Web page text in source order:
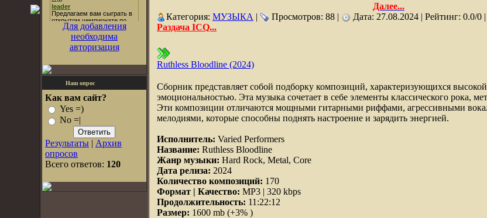
Для добавления
необходима
авторизация
Наш опрос
Как вам сайт?
Yes =)
No =|
Результаты | Архив
опросов
Всего ответов: 120
Далее...
Категория: МУЗЫКА | Просмотров: 88 | Дата: 27.08.2024 | Рейтинг: 0.0/0 |
Раздача ICQ...
Ruthless Bloodline (2024)
Сборник представляет собой подборку композиций, характеризующихся
эмоциональностью. Эта музыка сочетает в себе элементы классического рока,
Эти композиции отличаются мощными гитарными риффами, агрессивными
мелодиями, которые способны поднять настроение и зарядить энергией.
Исполнитель: Varied Performers
Название: Ruthless Bloodline
Жанр музыки: Hard Rock, Metal, Core
Дата релиза: 2024
Количество композиций: 170
Формат | Качество: MP3 | 320 kbps
Продолжительность: 11:22:12
Размер: 1600 mb (+3% )